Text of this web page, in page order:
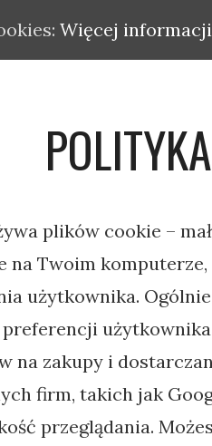
plików cookie –
na Twoim
użytkownika.
preferencji
na zakupy i
firm, takich jak
przeglądania.
Więcej